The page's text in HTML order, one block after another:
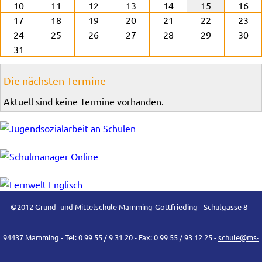
10
11 12 13 14 15
16
17
18 19 20 21 22
23
24
25 26 27 28 29
30
31
Die nächsten Termine
Aktuell sind keine Termine vorhanden.
©2012 Grund- und Mittelschule Mamming-Gottfrieding - Schulgasse 8 -
94437 Mamming - Tel: 0 99 55 / 9 31 20 - Fax: 0 99 55 / 93 12 25 -schule@ms-